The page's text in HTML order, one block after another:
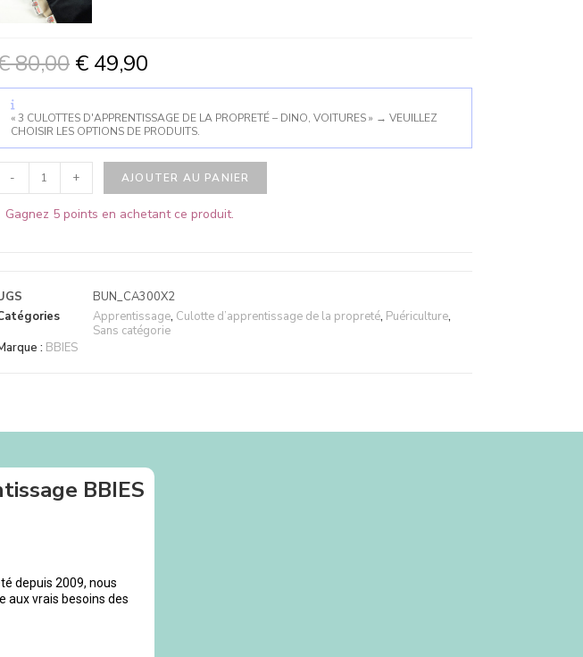
80,00 €49,90
« 3 CULOTTES D'APPRENTISSAGE DE LA PROPRETÉ – DINO, VOITURES » → VEUILLEZ
CHOISIR LES OPTIONS DE PRODUITS.
- + AJOUTER AU PANIER
Gagnez 5 points en achetant ce produit.
BUN_CA300X2
Apprentissage, Culotte d’apprentissage de la propreté, Puériculture,
Sans catégorie
: BBIES
BBIES
depuis 2009, nous
aux vrais besoins des